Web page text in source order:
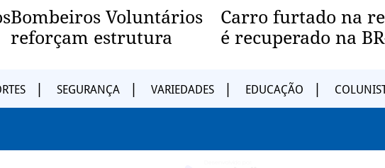
Bombeiros Voluntários
reforçam estrutura
Carro furtado na
é recuperado na
SEGURANÇA VARIEDADES EDUCAÇÃO